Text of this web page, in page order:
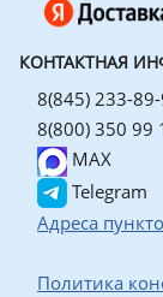
КОНТАКТНАЯ
8(845) 233-
8(800) 350 99
MAX
Telegram
Адреса
Политика